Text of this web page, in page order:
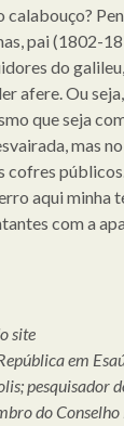
calabouço?
pai (1802-
do
afere. Ou
que seja
mas
cofres
aqui minha
com a
site
em
pesquisador
do